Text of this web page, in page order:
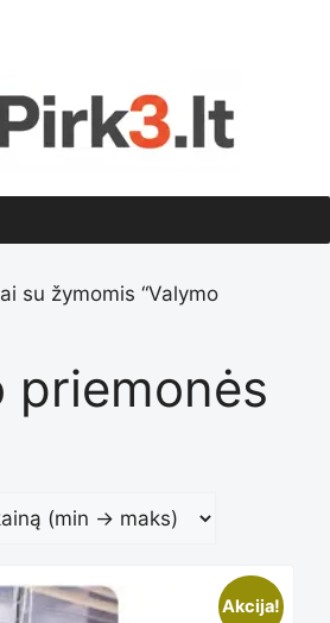
su žymomis “Valymo
priemonės
Akcija!